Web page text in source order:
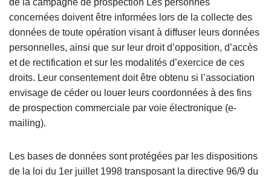
concernées doivent être informées lors de la collecte des
données de toute opération visant à diffuser leurs données
personnelles, ainsi que sur leur droit d’opposition, d’accès
et de rectification et sur les modalités d’exercice de ces
droits. Leur consentement doit être obtenu si l’association
envisage de céder ou louer leurs coordonnées à des fins
de prospection commerciale par voie électronique (e-
mailing).
Les bases de données sont protégées par les dispositions
de la loi du 1er juillet 1998 transposant la directive 96/9 du